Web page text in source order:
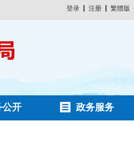
登录 注册 繁體版
公开 政务服务